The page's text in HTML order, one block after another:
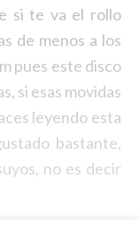
si te va el rollo
de menos a los
pues este disco
si esas movidas
leyendo esta
bastante,
no es decir